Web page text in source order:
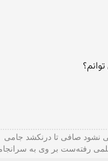
نشود صافی تا درنکشد جامی
رفته‌ست بر وی به